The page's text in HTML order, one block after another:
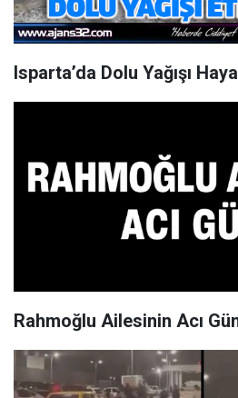
Isparta’da Dolu Yağışı
Rahmoğlu Ailesinin Acı